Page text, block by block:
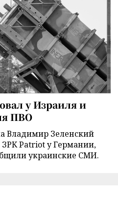
у Израиля и
ПВО
Владимир Зеленский
ЗРК Patriot у Германии,
украинские СМИ.